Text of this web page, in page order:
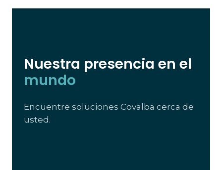
Nuestra presencia en el
mundo
Encuentre soluciones Covalba cerca de
usted.